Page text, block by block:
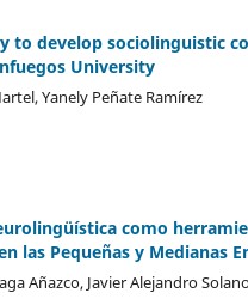
to develop sociolinguistic
University
Yanely Peñate Ramírez
como
las Pequeñas y Medianas
Añazco, Javier Alejandro